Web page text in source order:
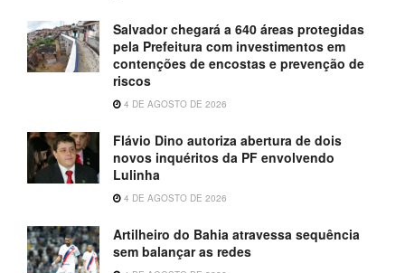
Salvador chegará a 640 áreas protegidas
pela Prefeitura com investimentos em
contenções de encostas e prevenção de
riscos
4 DE AGOSTO DE 2026
Flávio Dino autoriza abertura de dois
novos inquéritos da PF envolvendo
Lulinha
4 DE AGOSTO DE 2026
Artilheiro do Bahia atravessa sequência
sem balançar as redes